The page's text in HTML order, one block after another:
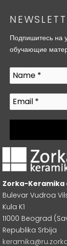
Подпишитесь на
обучающие
Zorka-Keramika
Bulevar Vudroa
Kula K1
11000 Beograd
Republika Srbija